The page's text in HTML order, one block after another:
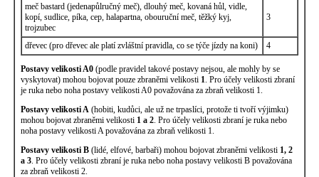
meč bastard (jedenapůlručný meč), dlouhý meč, kovaná hůl, vidle,
kopí, sudlice, píka, cep, halapartna, obouruční meč, těžký kyj,
trojzubec
3
dřevec (pro dřevec ale platí zvláštní pravidla, co se týče jízdy na koni) 4
Postavy velikosti A0 (podle pravidel takové postavy nejsou, ale mohly by se
vyskytovat) mohou bojovat pouze zbraněmi velikosti 1 . Pro účely velikosti zbraní
je ruka nebo noha postavy velikosti A0 považována za zbraň velikosti 1.
Postavy velikosti A (hobiti, kudůci, ale už ne trpaslíci, protože ti tvoří výjimku)
mohou bojovat zbraněmi velikosti 1 a 2 . Pro účely velikosti zbraní je ruka nebo
noha postavy velikosti A považována za zbraň velikosti 1.
Postavy velikosti B (lidé, elfové, barbaři) mohou bojovat zbraněmi velikosti 1, 2
a 3 . Pro účely velikosti zbraní je ruka nebo noha postavy velikosti B považována
za zbraň velikosti 2.